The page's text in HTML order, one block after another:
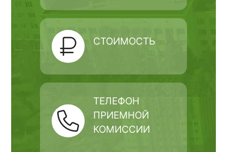
СТОИМОСТЬ
ТЕЛЕФОН
ПРИЕМНОЙ
КОМИССИИ